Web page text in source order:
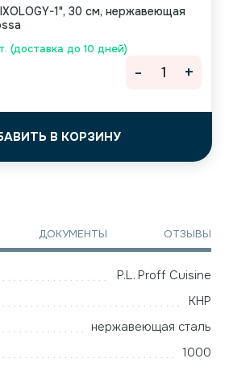
(доставка до 10 дней)
1", 30 см, нержавеющая
В КОРЗИНУ
- +
ДОКУМЕНТЫ ОТЗЫВЫ
P.L. Proff Cuisine
КНР
нержавеющая сталь
1000